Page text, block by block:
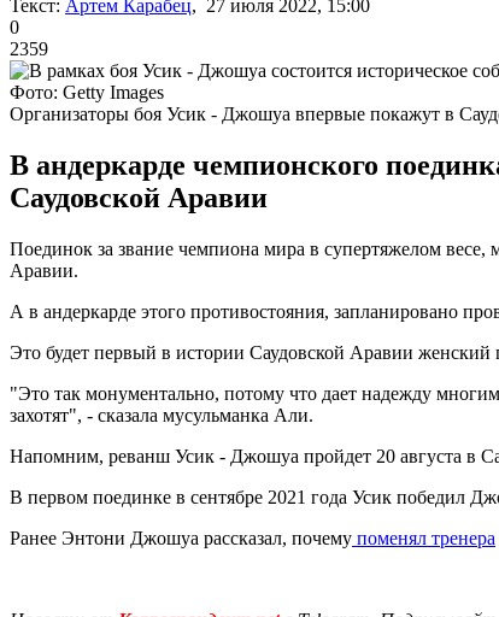
Текст: Артем Карабец, 27 июля 2022, 15:00
0
2359
Фото: Getty Images
Организаторы боя Усик - Джошуа впервые покажут в
В андеркарде чемпионского
Саудовской Аравии
Поединок за звание чемпиона мира в супертяжелом
Аравии.
А в андеркарде этого противостояния, запланировано
Это будет первый в истории Саудовской Аравии
"Это так монументально, потому что дает надежду
захотят", - сказала мусульманка Али.
Напомним, реванш Усик - Джошуа пройдет 20 августа в
В первом поединке в сентябре 2021 года Усик победил
Ранее Энтони Джошуа рассказал, почему поменял тренера